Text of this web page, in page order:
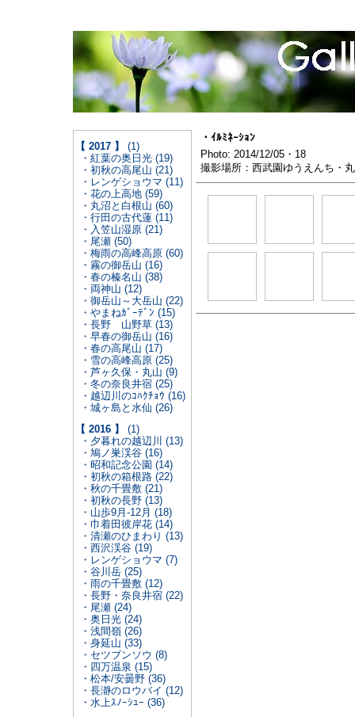
【 2017 】
(1)
・紅葉の奥日光 (19)
・初秋の高尾山 (21)
・レンゲショウマ (11)
・花の上高地 (59)
・丸沼と白根山 (60)
・行田の古代蓮 (11)
・入笠山湿原 (21)
・尾瀬 (50)
・梅雨の高峰高原 (60)
・霧の御岳山 (16)
・春の榛名山 (38)
・両神山 (12)
・御岳山～大岳山 (22)
・やまねｶﾞｰﾃﾞﾝ (15)
・長野 山野草 (13)
・早春の御岳山 (16)
・春の高尾山 (17)
・雪の高峰高原 (25)
・芦ヶ久保・丸山 (9)
・冬の奈良井宿 (25)
・越辺川のｺﾊｸﾁｮｳ (16)
・城ヶ島と水仙 (26)
【 2016 】
(1)
・夕暮れの越辺川 (13)
・鳩ノ巣渓谷 (16)
・昭和記念公園 (14)
・初秋の箱根路 (22)
・秋の千畳敷 (21)
・初秋の長野 (13)
・山歩9月-12月 (18)
・巾着田彼岸花 (14)
・清瀬のひまわり (13)
・西沢渓谷 (19)
・レンゲショウマ (7)
・谷川岳 (25)
・雨の千畳敷 (12)
・長野・奈良井宿 (22)
・尾瀬 (24)
・奥日光 (24)
・浅間嶺 (26)
・身延山 (33)
・セツブンソウ (8)
・四万温泉 (15)
・松本/安曇野 (36)
・長瀞のロウバイ (12)
・水上ｽﾉｰｼｭｰ (36)
・ｲﾙﾐﾈｰｼｮﾝ
Photo: 2014/12/05・18
撮影場所：西武園ゆうえんち・